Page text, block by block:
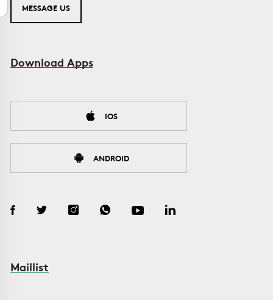
MESSAGE US
Download Apps
IOS
ANDROID
Maillist